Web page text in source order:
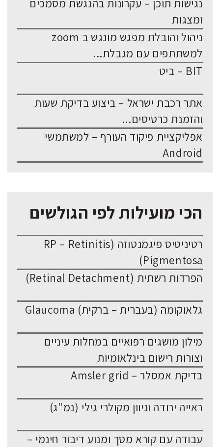
נגישות תוכן – עקרונות בהנגשת מסמכים
ומצגות
ניהול והובלת מפגש מונגש ב zoom
למשתתפים עם מגבלת...
BIT – ביט
אתר רכבת ישראל – ביצוע בדיקת שעות
והזמנת כרטיסים...
אפליקציית פיקוד העורף – למשתמשי
Android
הכי מועילות לפי הגולשים
רטיניטיס פיגמנטוזה (RP – Retinitis
Pigmentosa)
הפרדות רשתית (Retinal Detachment)
גלאוקומה (בעברית – ברקית) Glaucoma
מילון מושגים רפואיים במחלות עיניים
וצורות רישום בינלאומיות
בדיקת אמסלר – Amsler grid
ראייה ירודה וניוון מקולרי גילי (נמ"ג)
עבודה עם קורא מסך ומנוע דיבור חינמי –